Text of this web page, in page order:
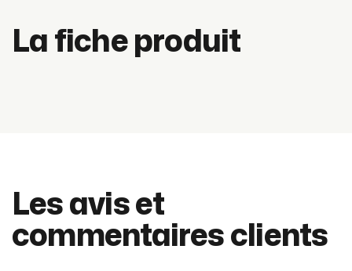
La fiche produit
Les avis et
commentaires clients